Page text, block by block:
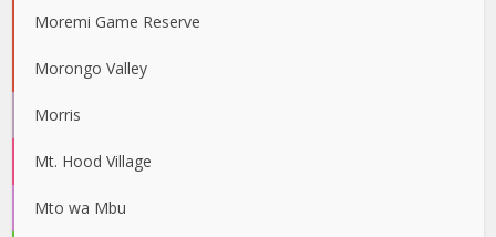
Moremi Game Reserve
Morongo Valley
Morris
Mt. Hood Village
Mto wa Mbu